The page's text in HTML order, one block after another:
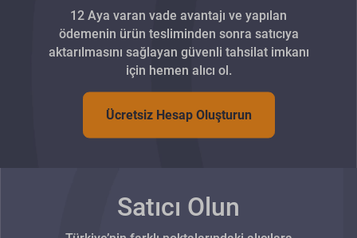
12 Aya varan vade avantajı ve yapılan
ödemenin ürün tesliminden sonra satıcıya
aktarılmasını sağlayan güvenli tahsilat imkanı
için hemen alıcı ol.
Ücretsiz Hesap Oluşturun
Satıcı Olun